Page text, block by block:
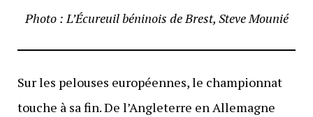
Photo : L’Écureuil béninois de Brest, Steve Mounié
Sur les pelouses européennes, le championnat
touche à sa fin. De l’Angleterre en Allemagne